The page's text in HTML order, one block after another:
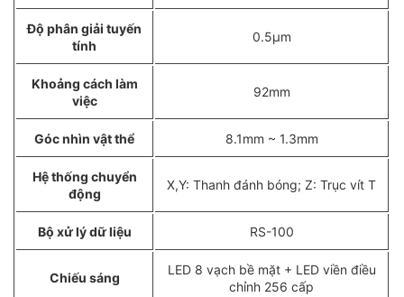
Độ phân giải tuyến
tính
0.5µm
Khoảng cách làm
việc
92mm
Góc nhìn vật thể 8.1mm ~ 1.3mm
Hệ thống chuyển
động
X,Y: Thanh đánh bóng; Z: Trục vít T
Bộ xử lý dữ liệu RS-100
Chiếu sáng
LED 8 vạch bề mặt + LED viền điều
chỉnh 256 cấp